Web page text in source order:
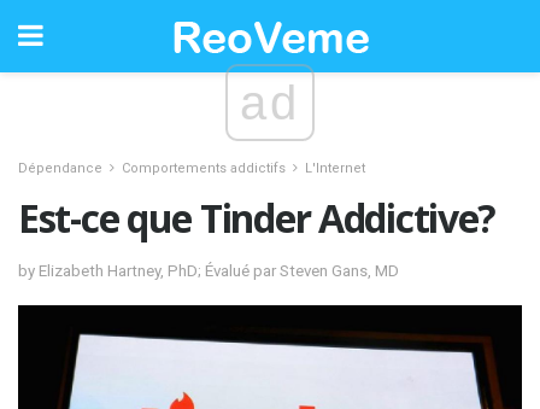
ad
Dépendance Comportements addictifs L'Internet
Est-ce que Tinder Addictive?
by Elizabeth Hartney, PhD; Évalué par Steven Gans, MD